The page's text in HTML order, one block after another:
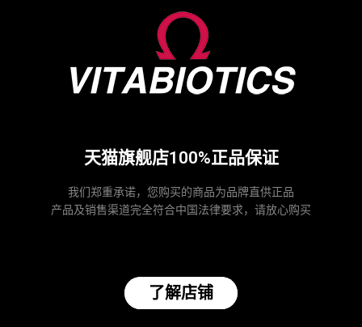
天猫旗舰店100%正品保证
我们郑重承诺，您购买的商品为品牌直供正品
产品及销售渠道完全符合中国法律要求，请放心购买
了解店铺